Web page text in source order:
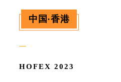
中国·香港
—
HOFEX 2023